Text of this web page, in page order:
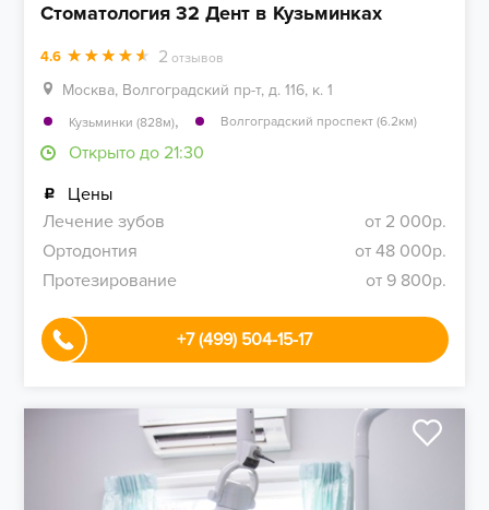
Стоматология 32 Дент в Кузьминках
4.6 2 отзывов
Москва, Волгоградский пр-т, д. 116, к. 1
Кузьминки (828м), Волгоградский проспект (6.2км)
Открыто до 21:30
Цены
Лечение зубов
от 2 000р.
Ортодонтия
от 48 000р.
Протезирование
от 9 800р.
+7 (499) 504-15-17